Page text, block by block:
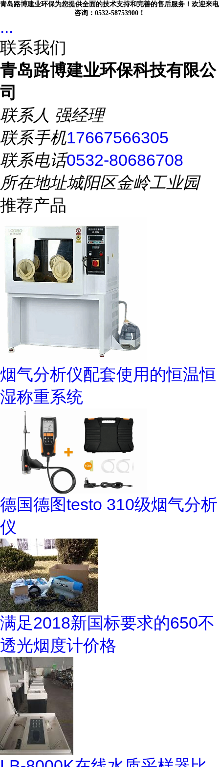
青岛路博建业环保为您提供全面的技术支持和完善的售后服务！欢迎来电
咨询：0532-58753900！
...
联系我们
青岛路博建业环保科技有限公
司
联系人 强经理
联系手机17667566305
联系电话0532-80686708
所在地址城阳区金岭工业园
推荐产品
烟气分析仪配套使用的恒温恒
湿称重系统
德国德图testo 310级烟气分析
仪
满足2018新国标要求的650不
透光烟度计价格